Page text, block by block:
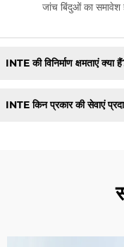
जांच बिंदुओं का समावेश
INTE की विनिर्माण क्षमताएं क्या
INTE किन प्रकार की सेवाएं